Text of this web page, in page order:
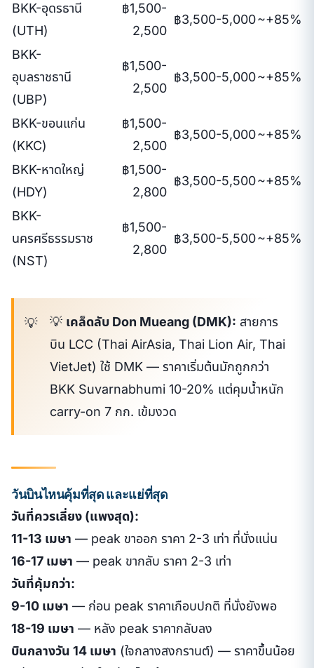
BKK-อุดรธานี
(UTH)
฿1,500-
2,500
฿3,500-5,000~+85%
BKK-
อุบลราชธานี
(UBP)
฿1,500-
2,500
฿3,500-5,000~+85%
BKK-ขอนแก่น
(KKC)
฿1,500-
2,500
฿3,500-5,000~+85%
BKK-หาดใหญ่
(HDY)
฿1,500-
2,800
฿3,500-5,500~+85%
BKK-
นครศรีธรรมราช
(NST)
฿1,500-
2,800
฿3,500-5,500~+85%
💡 เคล็ดลับ Don Mueang (DMK): สายการ
บิน LCC (Thai AirAsia, Thai Lion Air, Thai
VietJet) ใช้ DMK — ราคาเริ่มต้นมักถูกกว่า
BKK Suvarnabhumi 10-20% แต่คุมน้ำหนัก
carry-on 7 กก. เข้มงวด
วันบินไหนคุ้มที่สุด และแย่ที่สุด
วันที่ควรเลี่ยง (แพงสุด):
11-13 เมษา — peak ขาออก ราคา 2-3 เท่า ที่นั่งแน่น
16-17 เมษา — peak ขากลับ ราคา 2-3 เท่า
วันที่คุ้มกว่า:
9-10 เมษา — ก่อน peak ราคาเกือบปกติ ที่นั่งยังพอ
18-19 เมษา — หลัง peak ราคากลับลง
บินกลางวัน 14 เมษา (ใจกลางสงกรานต์) — ราคาขึ้นน้อย